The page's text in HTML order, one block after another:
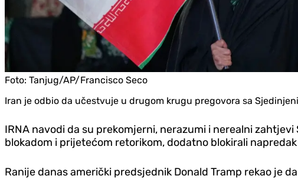
Foto: Tanjug/AP/Francisco Seco
Iran je odbio da učestvuje u drugom krugu pregovora sa
IRNA navodi da su prekomjerni, nerazumi i nerealni
blokadom i prijetećom retorikom, dodatno blokirali
Ranije danas američki predsjednik Donald Tramp rekao je